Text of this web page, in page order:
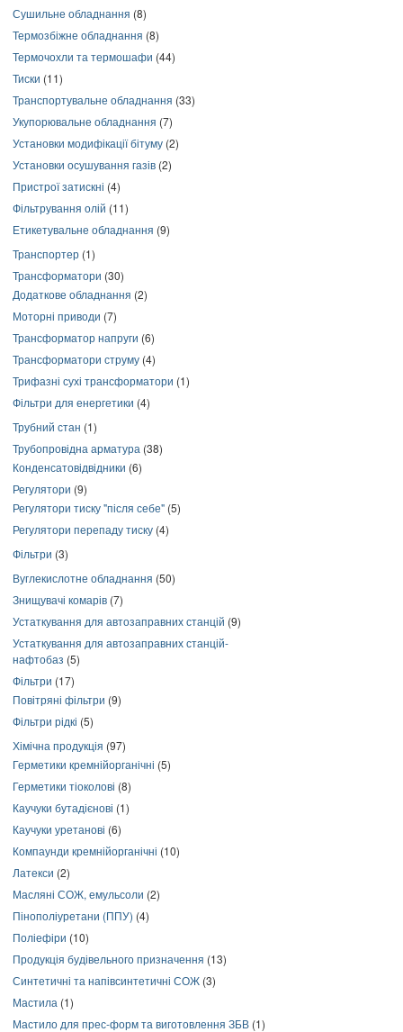
Сушильне обладнання (8)
Термозбіжне обладнання (8)
Термочохли та термошафи (44)
Тиски (11)
Транспортувальне обладнання (33)
Укупорювальне обладнання (7)
Установки модифікації бітуму (2)
Установки осушування газів (2)
Пристрої затискні (4)
Фільтрування олій (11)
Етикетувальне обладнання (9)
Транспортер (1)
Трансформатори (30)
Додаткове обладнання (2)
Моторні приводи (7)
Трансформатор напруги (6)
Трансформатори струму (4)
Трифазні сухі трансформатори (1)
Фільтри для енергетики (4)
Трубний стан (1)
Трубопровідна арматура (38)
Конденсатовідвідники (6)
Регулятори (9)
Регулятори тиску "після себе" (5)
Регулятори перепаду тиску (4)
Фільтри (3)
Вуглекислотне обладнання (50)
Знищувачі комарів (7)
Устаткування для автозаправних станцій (9)
Устаткування для автозаправних станцій-
нафтобаз (5)
Фільтри (17)
Повітряні фільтри (9)
Фільтри рідкі (5)
Хімічна продукція (97)
Герметики кремнійорганічні (5)
Герметики тіоколові (8)
Каучуки бутадієнові (1)
Каучуки уретанові (6)
Компаунди кремнійорганічні (10)
Латекси (2)
Масляні СОЖ, емульсоли (2)
Пінополіуретани (ППУ) (4)
Поліефіри (10)
Продукція будівельного призначення (13)
Синтетичні та напівсинтетичні СОЖ (3)
Мастила (1)
Мастило для прес-форм та виготовлення ЗБВ (1)